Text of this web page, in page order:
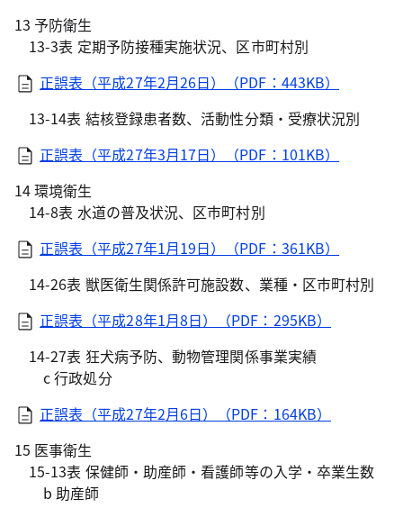
13 予防衛生
13-3表 定期予防接種実施状況、区市町村別
正誤表（平成27年2月26日）（PDF：443KB）
13-14表 結核登録患者数、活動性分類・受療状況別
正誤表（平成27年3月17日）（PDF：101KB）
14 環境衛生
14-8表 水道の普及状況、区市町村別
正誤表（平成27年1月19日）（PDF：361KB）
14-26表 獣医衛生関係許可施設数、業種・区市町村別
正誤表（平成28年1月8日）（PDF：295KB）
14-27表 狂犬病予防、動物管理関係事業実績
c 行政処分
正誤表（平成27年2月6日）（PDF：164KB）
15 医事衛生
15-13表 保健師・助産師・看護師等の入学・卒業生数
b 助産師